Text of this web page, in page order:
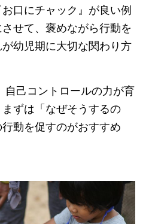
口にチャック』が良い例
せて、褒めながら行動を
幼児期に大切な関わり方
己コントロールの力が育
ずは「なぜそうするの
動を促すのがおすすめ